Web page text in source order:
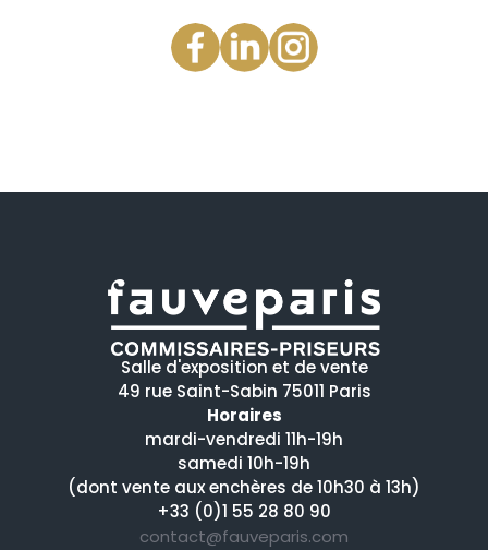
Salle d'exposition et de vente
49 rue Saint-Sabin 75011 Paris
Horaires
mardi-vendredi 11h-19h
samedi 10h-19h
(dont vente aux enchères de 10h30 à 13h)
+33 (0)1 55 28 80 90
contact@fauveparis.com